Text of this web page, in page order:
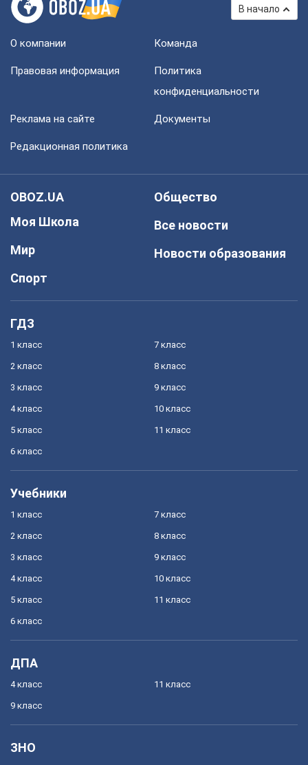
В начало
О компании Команда
Правовая информация
Политика
конфиденциальности
Реклама на сайте Документы
Редакционная политика
OBOZ.UA
Моя Школа
Мир
Спорт
Общество
Все новости
Новости образования
ГДЗ
1 класс
2 класс
3 класс
4 класс
5 класс
6 класс
7 класс
8 класс
9 класс
10 класс
11 класс
Учебники
1 класс
2 класс
3 класс
4 класс
5 класс
6 класс
7 класс
8 класс
9 класс
10 класс
11 класс
ДПА
4 класс
9 класс
11 класс
ЗНО